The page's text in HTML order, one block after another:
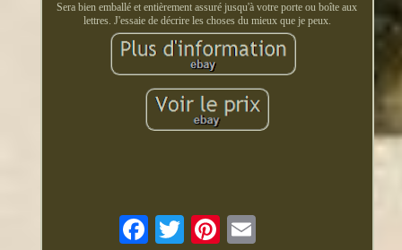
Sera bien emballé et entièrement assuré jusqu'à votre porte ou boîte aux
lettres. J'essaie de décrire les choses du mieux que je peux.